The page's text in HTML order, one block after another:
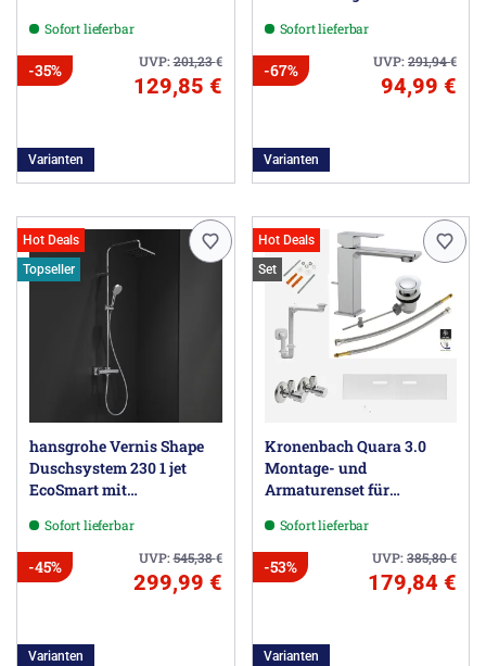
Unterschrank
Sofort lieferbar
UVP:201,23€
-35%
129,85 €
Varianten
Sofort lieferbar
UVP:291,94€
-67%
94,99 €
Varianten
Hot Deals
Topseller
hansgrohe Vernis Shape
Duschsystem 230 1 jet
EcoSmart mit
Sofort lieferbar
UVP:545,38€
-45%
299,99 €
Varianten
Hot Deals
Set
Kronenbach Quara 3.0
Montage- und
Armaturenset für
Unterschrank
Sofort lieferbar
UVP:385,80€
-53%
179,84 €
Varianten